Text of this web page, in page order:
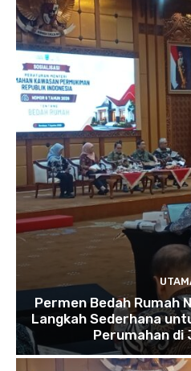
Permen Bedah Rumah
Langkah Sederhana
Perumahan di